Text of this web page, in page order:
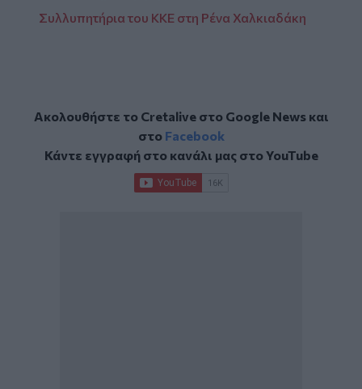
Συλλυπητήρια του ΚΚΕ στη Ρένα Χαλκιαδάκη
Ακολουθήστε το Cretalive στο Google Newsκαι
στο Facebook
Κάντε εγγραφή στο κανάλι μας στοYouTube